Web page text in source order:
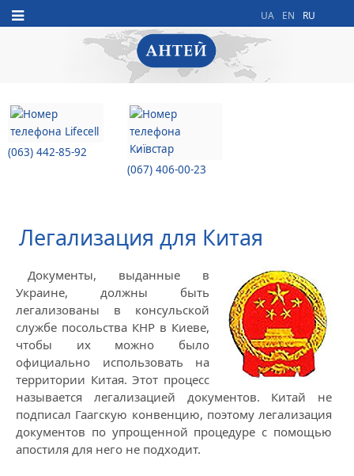
UA EN RU
(063) 442-85-92
(067) 406-00-23
Легализация для Китая
Документы, выданные в
Украине, должны быть
легализованы в консульской
службе посольства КНР в Киеве,
чтобы их можно было
официально использовать на
территории Китая. Этот процесс
называется легализацией документов. Китай не
подписал Гаагскую конвенцию, поэтому легализация
документов по упрощенной процедуре с помощью
апостиля для него не подходит.